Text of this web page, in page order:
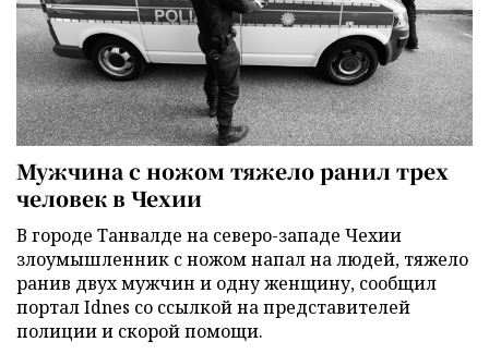
Мужчина с ножом тяжело ранил трех
человек в Чехии
В городе Танвалде на северо-западе Чехии
злоумышленник с ножом напал на людей, тяжело
ранив двух мужчин и одну женщину, сообщил
портал Idnes со ссылкой на представителей
полиции и скорой помощи.